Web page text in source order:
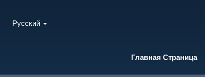
Главная Страница
Русский